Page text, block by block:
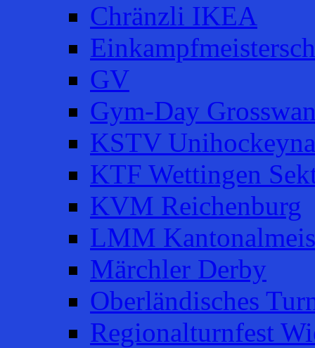
Chränzli IKEA
GV
Gym-Day
KSTV
KTF Wettingen
KVM Reichenburg
LMM
Märchler Derby
Oberländisches
Regionalturnfest